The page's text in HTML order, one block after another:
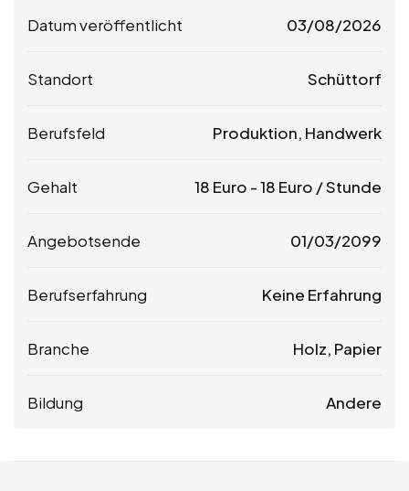
Datum veröffentlicht 03/08/2026
Standort Schüttorf
Berufsfeld Produktion, Handwerk
Gehalt 18 Euro -18 Euro / Stunde
Angebotsende 01/03/2099
Berufserfahrung Keine Erfahrung
Branche Holz, Papier
Bildung Andere